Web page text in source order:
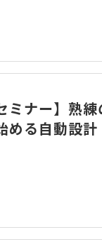
ミナー】熟
める自動設計